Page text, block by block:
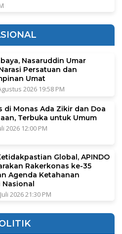
Nasaruddin Umar
Persatuan dan
Umat
2026 19:58 PM
di Monas Ada Zikir dan Doa
Terbuka untuk Umum
2026 12:00 PM
Global, APINDO
Rakerkonas ke-35
Agenda Ketahanan
Nasional
2026 21:30 PM